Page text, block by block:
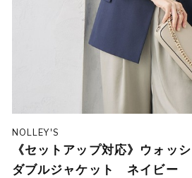
NOLLEY'S
《セットアップ対応》ウォッ
ダブルジャケット ネイビー